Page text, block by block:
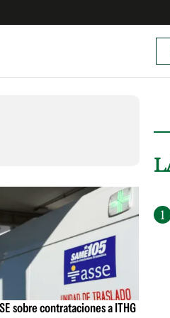
sobre contrataciones a ITHG